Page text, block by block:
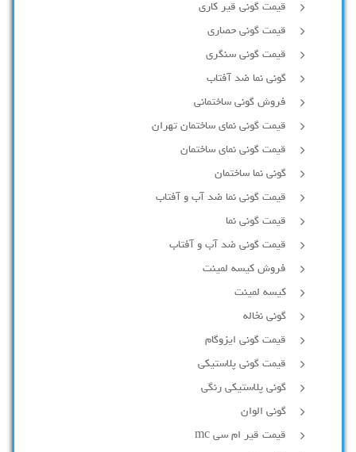
قیمت گونی قیر کاری
قیمت گونی حصاری
قیمت گونی سنگری
گونی نما ضد آفتاب
فروش گونی ساختمانی
قیمت گونی نمای ساختمان تهران
قیمت گونی نمای ساختمان
گونی نما ساختمان
قیمت گونی نما ضد آب و آفتاب
قیمت گونی نما
قیمت گونی ضد آب و آفتاب
فروش کیسه لمینت
کیسه لمینت
گونی نخاله
قیمت گونی ایزوگام
قیمت گونی پلاستیکی
گونی پلاستیکی رنگی
گونی الوان
قیمت قیر ام سی mc